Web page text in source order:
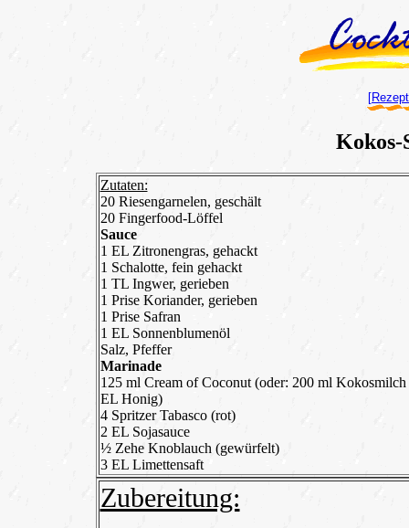
Kokos-
Zutaten:
20 Riesengarnelen, geschält
20 Fingerfood-Löffel
Sauce
1 EL Zitronengras, gehackt
1 Schalotte, fein gehackt
1 TL Ingwer, gerieben
1 Prise Koriander, gerieben
1 Prise Safran
1 EL Sonnenblumenöl
Salz, Pfeffer
Marinade
125 ml Cream of Coconut (oder: 200 ml Kokosmilch
EL Honig)
4 Spritzer Tabasco (rot)
2 EL Sojasauce
½ Zehe Knoblauch (gewürfelt)
3 EL Limettensaft
Zubereitung: